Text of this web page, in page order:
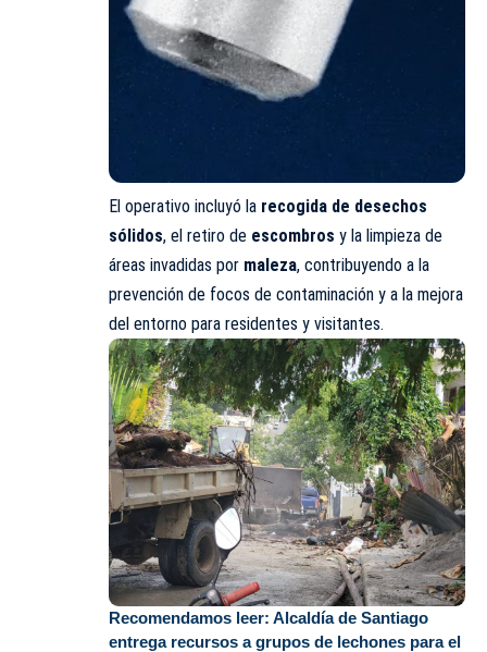
El operativo incluyó la recogida de desechos
sólidos, el retiro de escombros y la limpieza de
áreas invadidas por maleza, contribuyendo a la
prevención de focos de contaminación y a la mejora
del entorno para residentes y visitantes.
Recomendamos leer: Alcaldía de Santiago
entrega recursos a grupos de lechones para el